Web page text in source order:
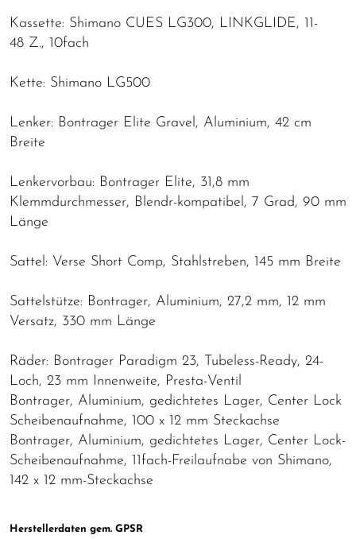
Kassette: Shimano CUES LG300, LINKGLIDE, 11-
48 Z., 10fach
Kette: Shimano LG500
Lenker: Bontrager Elite Gravel, Aluminium, 42 cm
Breite
Lenkervorbau: Bontrager Elite, 31,8 mm
Klemmdurchmesser, Blendr-kompatibel, 7 Grad, 90 mm
Länge
Sattel: Verse Short Comp, Stahlstreben, 145 mm Breite
Sattelstütze: Bontrager, Aluminium, 27,2 mm, 12 mm
Versatz, 330 mm Länge
Räder: Bontrager Paradigm 23, Tubeless-Ready, 24-
Loch, 23 mm Innenweite, Presta-Ventil
Bontrager, Aluminium, gedichtetes Lager, Center Lock
Scheibenaufnahme, 100 x 12 mm Steckachse
Bontrager, Aluminium, gedichtetes Lager, Center Lock-
Scheibenaufnahme, 11fach-Freilaufnabe von Shimano,
142 x 12 mm-Steckachse
Herstellerdaten gem. GPSR